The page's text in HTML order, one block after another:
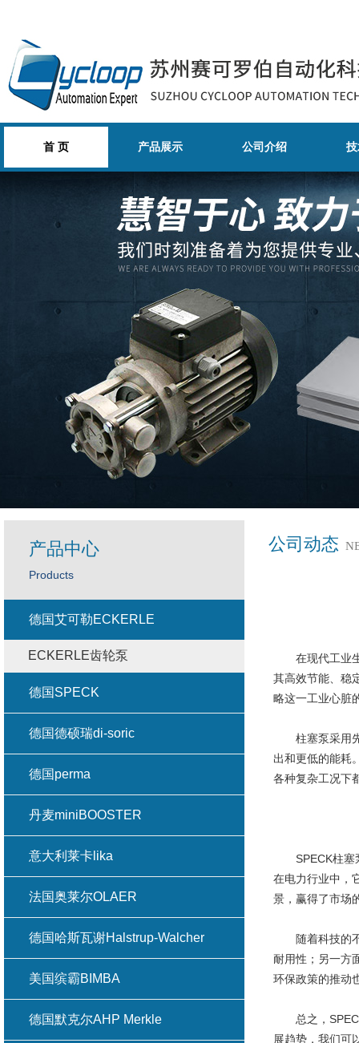
首 页 产品展示 公司介绍
公司动态
在现代工业生
其高效节能、稳
略这一工业心脏
柱塞泵采用先
出和更低的能耗
各种复杂工况下
SPECK柱塞泵
在电力行业中，
景，赢得了市场
随着科技的不
耐用性；另一方
环保政策的推动
总之，SPECK
展趋势，我们可
产品中心
Products
德国艾可勒ECKERLE
ECKERLE齿轮泵
德国SPECK
德国德硕瑞di-soric
德国perma
丹麦miniBOOSTER
意大利莱卡lika
法国奥莱尔OLAER
德国哈斯瓦谢Halstrup-Walcher
美国缤霸BIMBA
德国默克尔AHP Merkle